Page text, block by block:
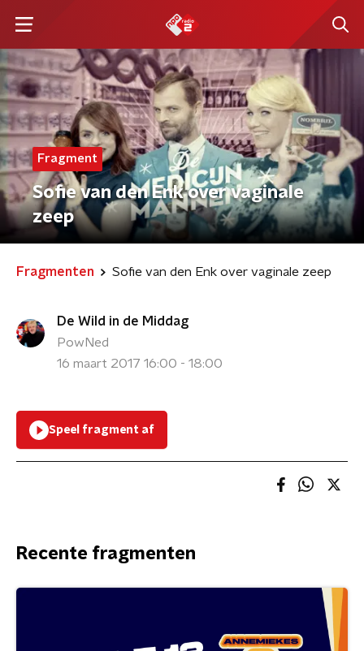
Fragment
Sofie van den Enk over vaginale
zeep
Fragmenten Sofie van den Enk over vaginale zeep
De Wild in de Middag
PowNed
16 maart 2017 16:00 - 18:00
Speel fragment af
Recente fragmenten